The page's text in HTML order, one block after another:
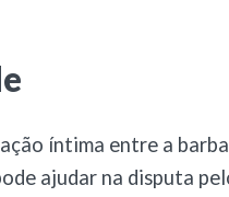
íntima entre a
ajudar na disputa